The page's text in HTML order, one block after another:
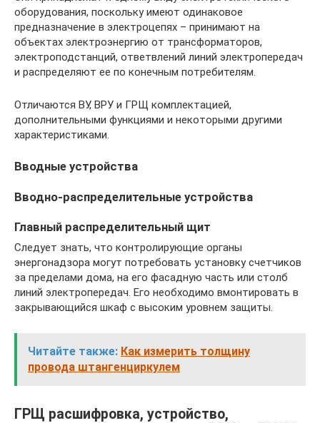
оборудования, поскольку имеют одинаковое
предназначение в электроцепях – принимают на
объектах электроэнергию от трансформаторов,
электроподстанций, ответвлений линий электропередач
и распределяют ее по конечным потребителям.
Отличаются ВУ, ВРУ и ГРЩ комплектацией,
дополнительными функциями и некоторыми другими
характеристиками.
Вводные устройства
Вводно-распределительные устройства
Главный распределительный щит
Следует знать, что контролирующие органы
энергонадзора могут потребовать установку счетчиков
за пределами дома, на его фасадную часть или столб
линий электропередач. Его необходимо вмонтировать в
закрывающийся шкаф с высоким уровнем защиты.
Читайте также: Как измерить толщину
провода штангенциркулем
ГРЩ расшифровка, устройство,